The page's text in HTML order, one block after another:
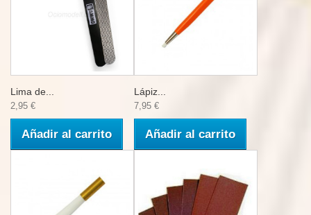
Lima de...
2,95 €
Añadir al carrito
Lápiz...
7,95 €
Añadir al carrito